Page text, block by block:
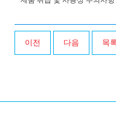
이전 다음 목